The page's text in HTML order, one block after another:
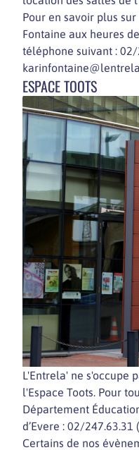
Pour en savoir plus
Fontaine aux heures
téléphone suivant :
ESPACE TOOTS
L'Entrela' ne s'occupe
l'Espace Toots. Pour
Département
d’Evere : 02/
Certains de nos